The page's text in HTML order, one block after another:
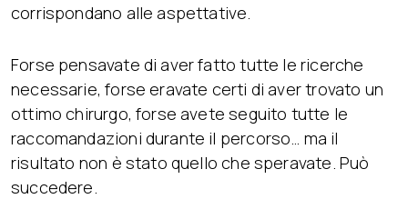
corrispondano alle aspettative.
Forse pensavate di aver fatto tutte le ricerche
necessarie, forse eravate certi di aver trovato un
ottimo chirurgo, forse avete seguito tutte le
raccomandazioni durante il percorso… ma il
risultato non è stato quello che speravate. Può
succedere.